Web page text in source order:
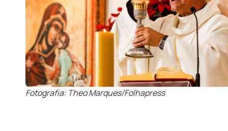
Fotografia: Theo Marques/Folhapress